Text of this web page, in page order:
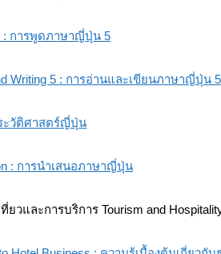
: การพูดภาษาญี่ปุ่น 5
Writing 5 : การอ่านและเขียนภาษาญี่ปุ่น 5
ระวัติศาสตร์ญี่ปุ่น
: การนำเสนอภาษาญี่ปุ่น
วและการบริการ Tourism and